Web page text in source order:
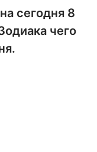
сегодня 8
чего